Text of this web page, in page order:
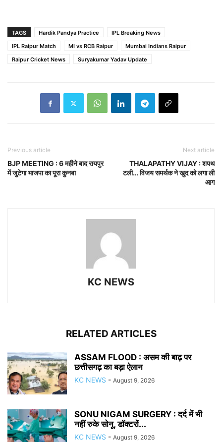
TAGS Hardik Pandya Practice
IPL Breaking News
IPL Raipur Match
MI vs RCB Raipur
Mumbai Indians Raipur
Raipur Cricket News
Suryakumar Yadav Update
Previous article
BJP MEETING : 6 महीने बाद रायपुर
में जुटेगा भाजपा का पूरा कुनबा
Next article
THALAPATHY VIJAY : शपथ
टली… विजय समर्थक ने खुद को लगा ली
आग
KC NEWS
RELATED ARTICLES
ASSAM FLOOD : असम की बाढ़ पर
छत्तीसगढ़ का बड़ा ऐलान
KC NEWS - August 9, 2026
SONU NIGAM SURGERY : दर्द में भी
नहीं रुके सोनू, डॉक्टरों...
KC NEWS - August 9, 2026